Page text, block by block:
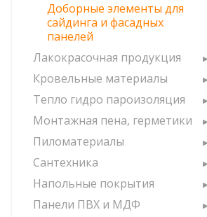
Доборные элементы для
сайдинга и фасадных
панелей
Лакокрасочная продукция
Кровельные материалы
Тепло гидро пароизоляция
Монтажная пена, герметики
Пиломатериалы
Сантехника
Напольные покрытия
Панели ПВХ и МДФ